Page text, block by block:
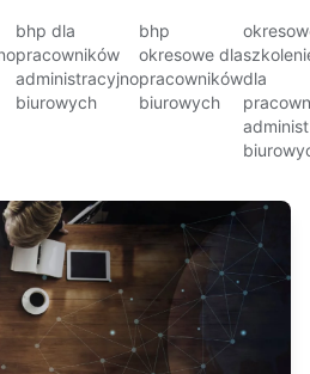
bhp dla
pracowników
administracyjno
biurowych
bhp
okresowe dla
pracowników
biurowych
dla